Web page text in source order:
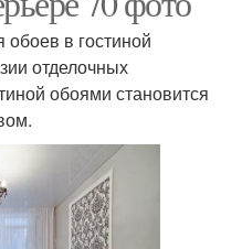
в гостиной
отделочных
обоями становится